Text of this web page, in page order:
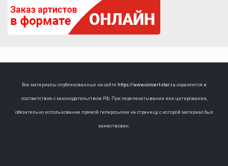
Все материалы опубликованные на сайте https://www.concert-star.ru охраняются в
соответствие с законодательством РФ. При перепечатывании или цитировании,
обязательно использование прямой гиперссылки на страницу, с которой материал был
заимствован.